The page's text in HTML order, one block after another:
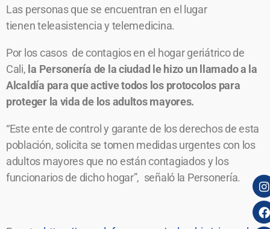
Las personas que se encuentran en el lugar
tienen teleasistencia y telemedicina.
Por los casos de contagios en el hogar geriátrico de
Cali, la Personería de la ciudad le hizo un llamado a la
Alcaldía para que active todos los protocolos para
proteger la vida de los adultos mayores.
“Este ente de control y garante de los derechos de esta
población, solicita se tomen medidas urgentes con los
adultos mayores que no están contagiados y los
funcionarios de dicho hogar”, señaló la Personería.